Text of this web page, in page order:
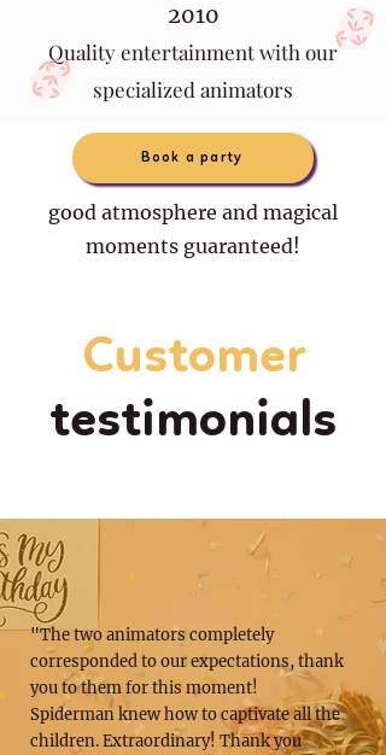
2010
Quality entertainment with our
specialized animators
Book a party
good atmosphere and magical
moments guaranteed!
Customer
testimonials
"The two animators completely
corresponded to our expectations, thank
you to them for this moment!
Spiderman knew how to captivate all the
children. Extraordinary! Thank you